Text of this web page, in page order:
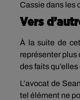
Cassie dans les
Vers
À la suite de
représenter plus
des faits
L’avocat de
tel élément ne